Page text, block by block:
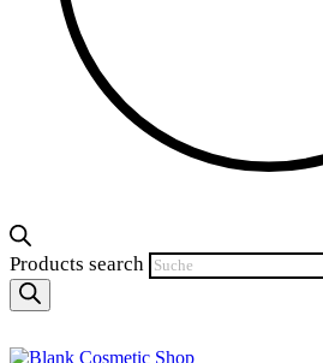
Products search